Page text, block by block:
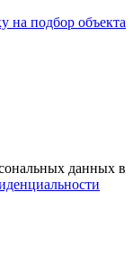
на подбор объекта
данных в